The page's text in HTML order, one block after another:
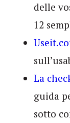
delle
12
La
guida
sotto